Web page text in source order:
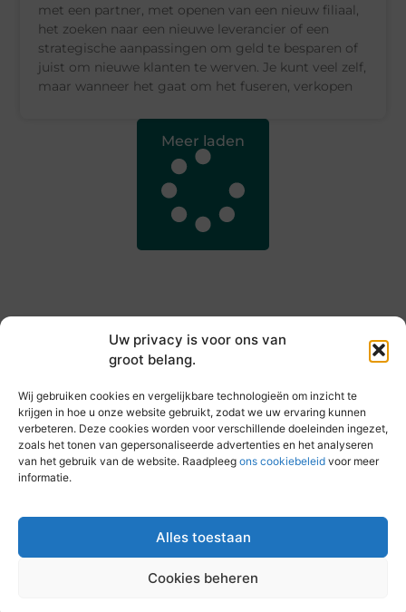
Uw privacy is voor ons van
groot belang.
Wij gebruiken cookies en vergelijkbare technologieën om inzicht te
krijgen in hoe u onze website gebruikt, zodat we uw ervaring kunnen
verbeteren. Deze cookies worden voor verschillende doeleinden ingezet,
zoals het tonen van gepersonaliseerde advertenties en het analyseren
van het gebruik van de website. Raadpleeg ons cookiebeleid voor meer
informatie.
Alles toestaan
Cookies beheren
met een partner, met openen van een nieuw filiaal,
het zoeken naar een nieuwe leverancier of een
strategische aanpassingen om geld te besparen of
juist om nieuwe klanten te werven. Je kunt veel zelf,
maar wanneer het gaat om het fuseren, verkopen
Meer laden
Elke dag iets nieuws op vandebeckenkamp.nl
@2025 All Right Reserved. Design by